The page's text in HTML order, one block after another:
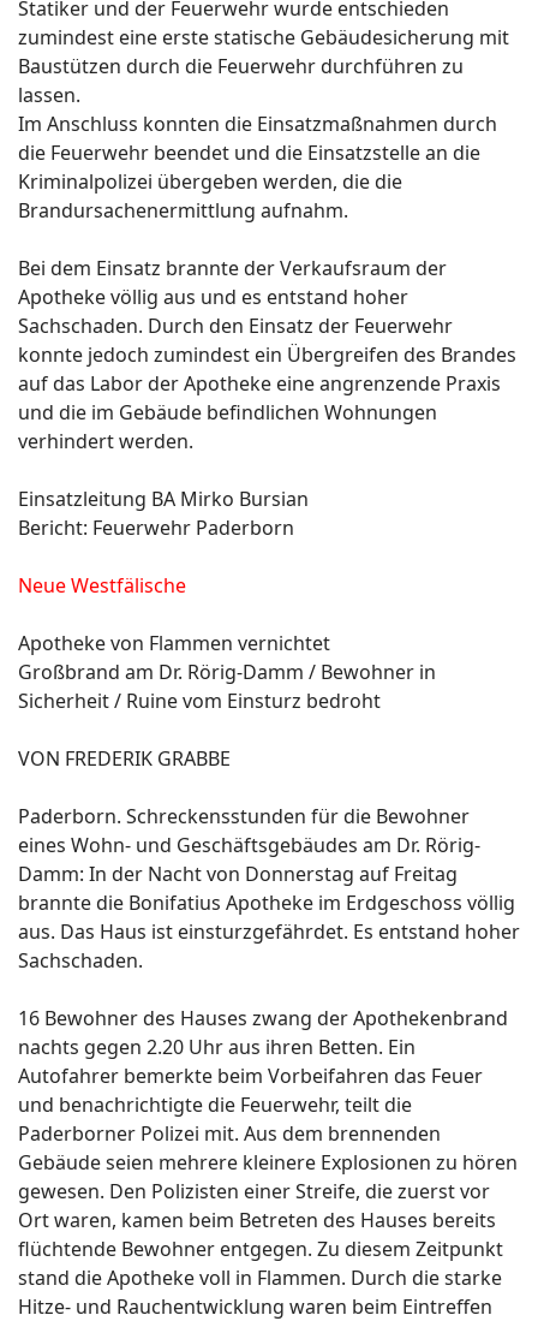
Statiker und der Feuerwehr wurde entschieden
zumindest eine erste statische Gebäudesicherung mit
Baustützen durch die Feuerwehr durchführen zu
lassen.
Im Anschluss konnten die Einsatzmaßnahmen durch
die Feuerwehr beendet und die Einsatzstelle an die
Kriminalpolizei übergeben werden, die die
Brandursachenermittlung aufnahm.
Bei dem Einsatz brannte der Verkaufsraum der
Apotheke völlig aus und es entstand hoher
Sachschaden. Durch den Einsatz der Feuerwehr
konnte jedoch zumindest ein Übergreifen des Brandes
auf das Labor der Apotheke eine angrenzende Praxis
und die im Gebäude befindlichen Wohnungen
verhindert werden.
Einsatzleitung BA Mirko Bursian
Bericht: Feuerwehr Paderborn
Neue Westfälische
Apotheke von Flammen vernichtet
Großbrand am Dr. Rörig-Damm / Bewohner in
Sicherheit / Ruine vom Einsturz bedroht
VON FREDERIK GRABBE
Paderborn. Schreckensstunden für die Bewohner
eines Wohn- und Geschäftsgebäudes am Dr. Rörig-
Damm: In der Nacht von Donnerstag auf Freitag
brannte die Bonifatius Apotheke im Erdgeschoss völlig
aus. Das Haus ist einsturzgefährdet. Es entstand hoher
Sachschaden.
16 Bewohner des Hauses zwang der Apothekenbrand
nachts gegen 2.20 Uhr aus ihren Betten. Ein
Autofahrer bemerkte beim Vorbeifahren das Feuer
und benachrichtigte die Feuerwehr, teilt die
Paderborner Polizei mit. Aus dem brennenden
Gebäude seien mehrere kleinere Explosionen zu hören
gewesen. Den Polizisten einer Streife, die zuerst vor
Ort waren, kamen beim Betreten des Hauses bereits
flüchtende Bewohner entgegen. Zu diesem Zeitpunkt
stand die Apotheke voll in Flammen. Durch die starke
Hitze- und Rauchentwicklung waren beim Eintreffen